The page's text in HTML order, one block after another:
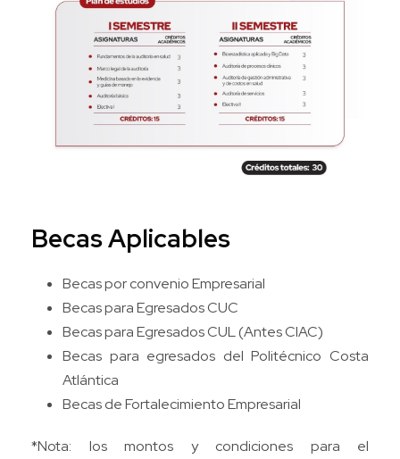
Becas Aplicables
Becas por convenio Empresarial
Becas para Egresados CUC
Becas para Egresados CUL (Antes CIAC)
Becas para egresados del Politécnico Costa
Atlántica
Becas de Fortalecimiento Empresarial
*Nota: los montos y condiciones para el